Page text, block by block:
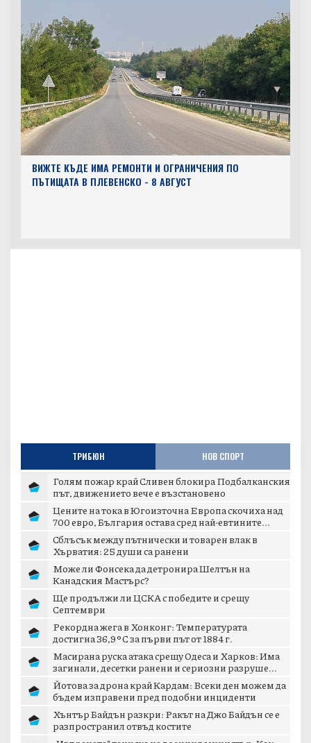
ВИЖТЕ КЪДЕ ИМА РЕМОНТИ И ОГРАНИЧЕНИЯ ПО
ПЪТИЩАТА В ПЛЕВЕНСКО - 8 АВГУСТ
ТРИБЮН НОВ СПОРТ
Голям пожар край Сливен блокира Подбалканския
път, движението вече е възстановено
Цените на тока в Югоизточна Европа скочиха над
700 евро, България остава сред най-евтините...
Сблъсък между пътнически и товарен влак в
Хърватия: 25 души са ранени
Може ли Фонсека да детронира Шелтън на
Канадския Мастърс?
Ще продължи ли ЦСКА с победите и срещу
Септември
Рекордна жега в Хонконг: Температурата
достигна 36,9°C за първи път от 1884 г.
Масирана руска атака срещу Одеса и Харков: Има
загинали, десетки ранени и сериозни разруше...
Йотова за дрона край Кардам: Всеки ден можем да
бъдем изправени пред подобни инциденти
Хънтър Байдън разкри: Ракът на Джо Байдън се е
разпространил отвъд костите